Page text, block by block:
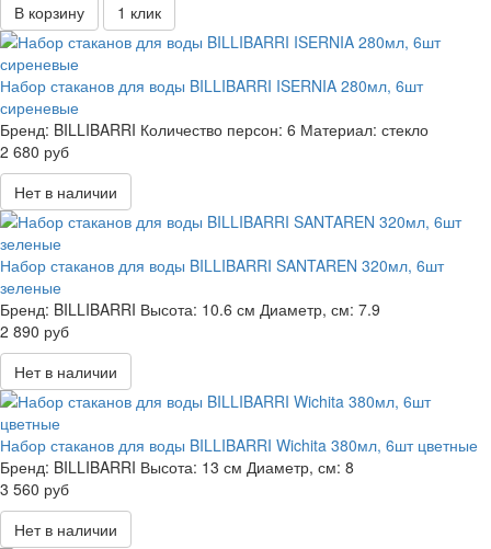
В корзину
1 клик
Набор стаканов для воды BILLIBARRI ISERNIA 280мл, 6шт
сиреневые
Бренд: BILLIBARRI Количество персон: 6 Материал: стекло
2 680 руб
Нет в наличии
Набор стаканов для воды BILLIBARRI SANTAREN 320мл, 6шт
зеленые
Бренд: BILLIBARRI Высота: 10.6 см Диаметр, см: 7.9
2 890 руб
Нет в наличии
Набор стаканов для воды BILLIBARRI Wichita 380мл, 6шт цветные
Бренд: BILLIBARRI Высота: 13 см Диаметр, см: 8
3 560 руб
Нет в наличии